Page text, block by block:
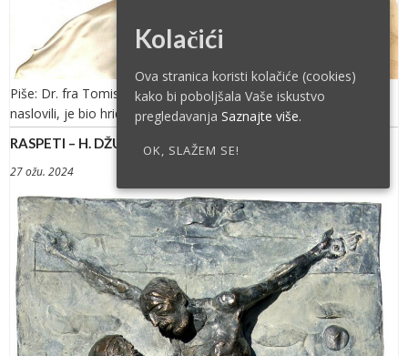
Piše: Dr. fra Tomislav Pervan Sveti Ivan Pavao II., kao što smo
naslovili, je bio hridina koja je odolijevala […]
RASPETI – H. DŽUBRAN
27 ožu. 2024
Kolačići
Ova stranica koristi kolačiće (cookies)
kako bi poboljšala Vaše iskustvo
pregledavanja Saznajte više.
OK, SLAŽEM SE!